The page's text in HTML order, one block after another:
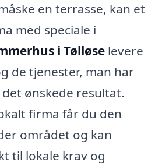
en terrasse, kan et
med speciale i
i Tølløse levere
de tjenester, man har
ønskede resultat.
firma får du den
området og kan
til lokale krav og